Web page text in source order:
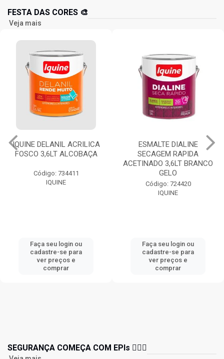
FESTA DAS CORES 🎨
Veja mais
IQUINE DELANIL ACRILICA
FOSCO 3,6LT ALCOBAÇA
Código: 734411
IQUINE
Faça seu login ou
cadastre-se para
ver preços e
comprar
ESMALTE DIALINE
SECAGEM RAPIDA
ACETINADO 3,6LT BRANCO
GELO
Código: 724420
IQUINE
Faça seu login ou
cadastre-se para
ver preços e
comprar
SEGURANÇA COMEÇA COM EPIs 👷🏻‍♂️